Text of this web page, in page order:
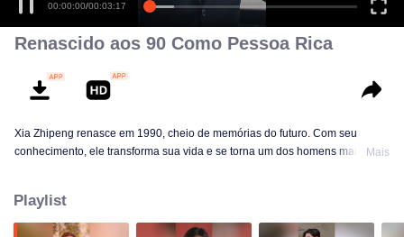
00:00:00/00:03:17
Renascido aos 90 Como Pessoa Rica
Xia Zhipeng renasce em 1990, cheio de memórias do futuro. Com seu
conhecimento, ele transforma sua vida e se torna um dos homens mais ricos
Mais
Playlist